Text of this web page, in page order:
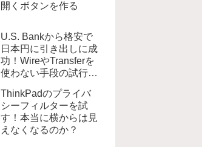
開くボタンを作る
U.S. Bankから格安で
日本円に引き出しに成
功！WireやTransferを
使わない手段の試行錯
ThinkPadのプライバ
シーフィルターを試
す！本当に横からは見
えなくなるのか？